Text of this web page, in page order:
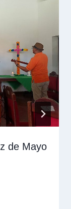
de Mayo